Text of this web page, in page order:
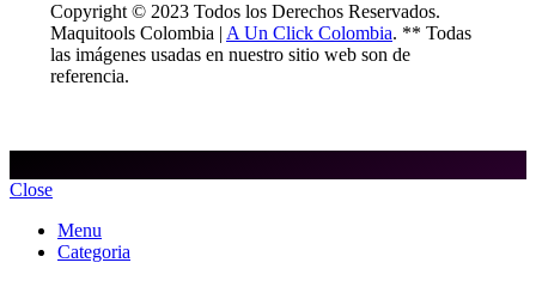
Copyright © 2023 Todos los Derechos Reservados.
Maquitools Colombia | A Un Click Colombia. ** Todas
las imágenes usadas en nuestro sitio web son de
referencia.
Close
Menu
Categoria